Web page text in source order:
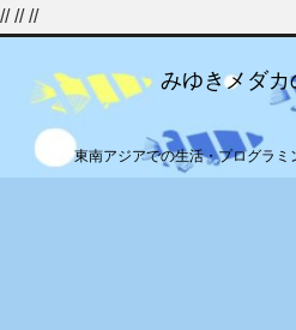
//////
みゆきメダカ
東南アジアでの生活・プログラ